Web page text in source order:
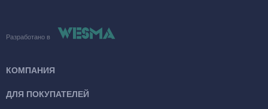
Разработано в
КОМПАНИЯ
ДЛЯ ПОКУПАТЕЛЕЙ